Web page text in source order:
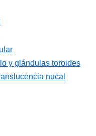
y glándulas toroides
nucal